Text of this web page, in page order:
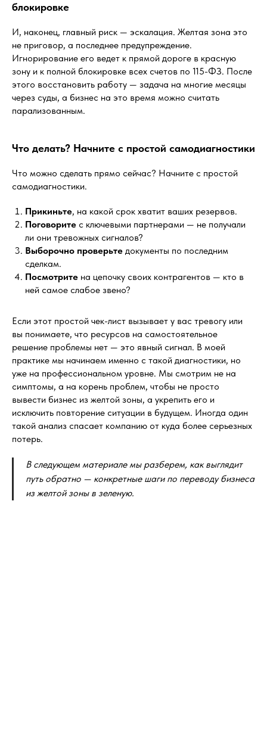
блокировке
И, наконец, главный риск — эскалация. Желтая зона это
не приговор, а последнее предупреждение.
Игнорирование его ведет к прямой дороге в красную
зону и к полной блокировке всех счетов по 115-ФЗ. После
этого восстановить работу — задача на многие месяцы
через суды, а бизнес на это время можно считать
парализованным.
Что делать? Начните с простой самодиагностики
Что можно сделать прямо сейчас? Начните с простой
самодиагностики.
Прикиньте, на какой срок хватит ваших резервов.
Поговорите с ключевыми партнерами — не получали
ли они тревожных сигналов?
Выборочно проверьте документы по последним
сделкам.
Посмотрите на цепочку своих контрагентов — кто в
ней самое слабое звено?
Если этот простой чек-лист вызывает у вас тревогу или
вы понимаете, что ресурсов на самостоятельное
решение проблемы нет — это явный сигнал. В моей
практике мы начинаем именно с такой диагностики, но
уже на профессиональном уровне. Мы смотрим не на
симптомы, а на корень проблем, чтобы не просто
вывести бизнес из желтой зоны, а укрепить его и
исключить повторение ситуации в будущем. Иногда один
такой анализ спасает компанию от куда более серьезных
потерь.
В следующем материале мы разберем, как выглядит
путь обратно — конкретные шаги по переводу бизнеса
из желтой зоны в зеленую.